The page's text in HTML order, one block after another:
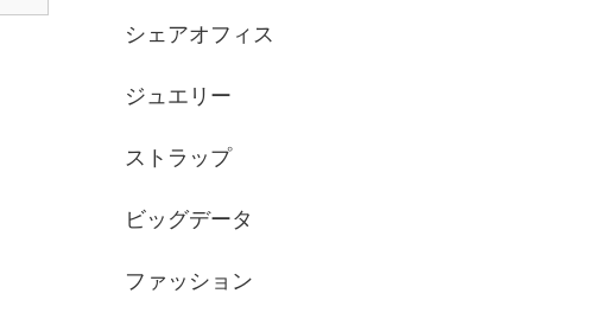
シェアオフィス
ジュエリー
ストラップ
ビッグデータ
ファッション